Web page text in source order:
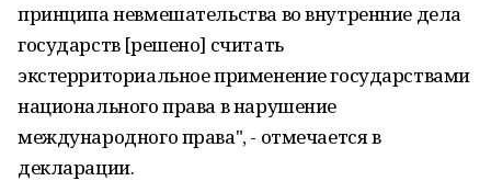
принципа невмешательства во внутренние дела
государств [решено] считать
экстерриториальное применение государствами
национального права в нарушение
международного права", - отмечается в
декларации.